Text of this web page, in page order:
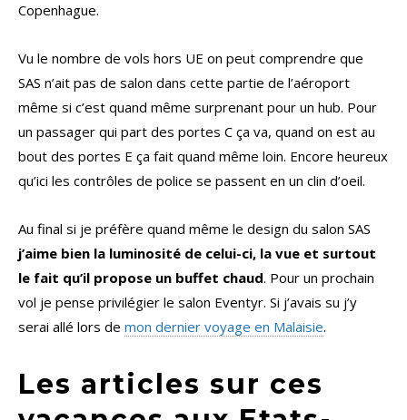
Copenhague.
Vu le nombre de vols hors UE on peut comprendre que
SAS n’ait pas de salon dans cette partie de l’aéroport
même si c’est quand même surprenant pour un hub. Pour
un passager qui part des portes C ça va, quand on est au
bout des portes E ça fait quand même loin. Encore heureux
qu’ici les contrôles de police se passent en un clin d’oeil.
Au final si je préfère quand même le design du salon SAS
j’aime bien la luminosité de celui-ci, la vue et surtout
le fait qu’il propose un buffet chaud. Pour un prochain
vol je pense privilégier le salon Eventyr. Si j’avais su j’y
serai allé lors de mon dernier voyage en Malaisie.
Les articles sur ces